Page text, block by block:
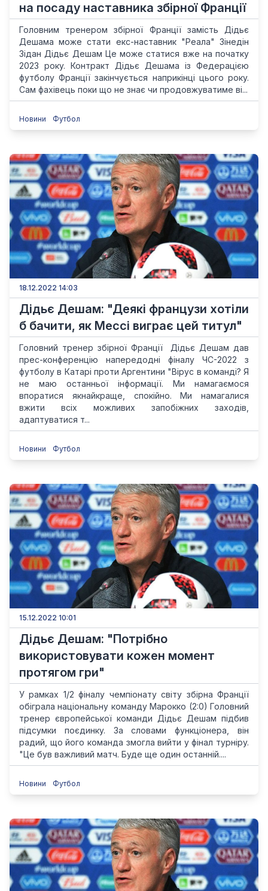
на посаду наставника збірної Франції
Головним тренером збірної Франції замість Дідьє
Дешама може стати екс-наставник "Реала" Зінедін
Зідан Дідьє Дешам Це може статися вже на початку
2023 року. Контракт Дідьє Дешама із Федерацією
футболу Франції закінчується наприкінці цього року.
Сам фахівець поки що не знає чи продовжуватиме ві...
Новини Футбол
18.12.2022 14:03
Дідьє Дешам: "Деякі французи хотіли
б бачити, як Мессі виграє цей титул"
Головний тренер збірної Франції Дідьє Дешам дав
прес-конференцію напередодні фіналу ЧС-2022 з
футболу в Катарі проти Аргентини "Вірус в команді? Я
не маю останньої інформації. Ми намагаємося
впоратися якнайкраще, спокійно. Ми намагалися
вжити всіх можливих запобіжних заходів,
адаптуватися т...
Новини Футбол
15.12.2022 10:01
Дідьє Дешам: "Потрібно
використовувати кожен момент
протягом гри"
У рамках 1/2 фіналу чемпіонату світу збірна Франції
обіграла національну команду Марокко (2:0) Головний
тренер європейської команди Дідьє Дешам підбив
підсумки поєдинку. За словами функціонера, він
радий, що його команда змогла вийти у фінал турніру.
"Це був важливий матч. Буде ще один останній....
Новини Футбол